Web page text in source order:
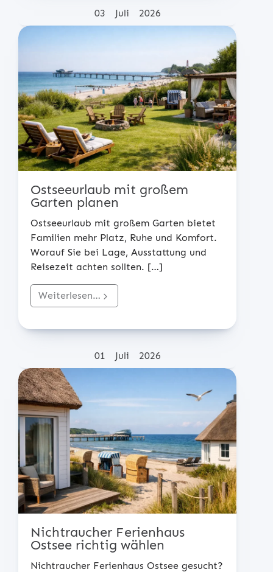
03 Juli 2026
Ostseeurlaub mit großem
Garten planen
Ostseeurlaub mit großem Garten bietet
Familien mehr Platz, Ruhe und Komfort.
Worauf Sie bei Lage, Ausstattung und
Reisezeit achten sollten. […]
Weiterlesen…
01 Juli 2026
Nichtraucher Ferienhaus
Ostsee richtig wählen
Nichtraucher Ferienhaus Ostsee gesucht?